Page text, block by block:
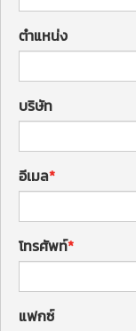
ตำแหน่ง
บริษัท
อีเมล
โทรศัพท์
แฟกซ์